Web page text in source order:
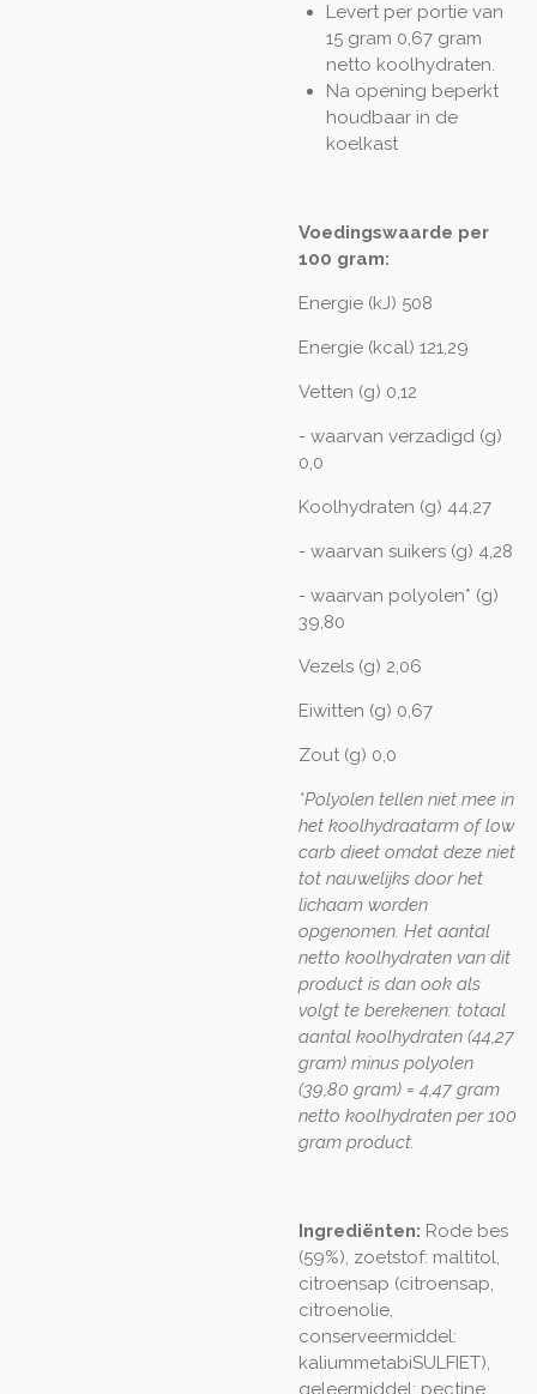
Levert per portie van
15 gram 0,67 gram
netto koolhydraten.
Na opening beperkt
houdbaar in de
koelkast
Voedingswaarde per
100 gram:
Energie (kJ) 508
Energie (kcal) 121,29
Vetten (g) 0,12
- waarvan verzadigd (g)
0,0
Koolhydraten (g) 44,27
- waarvan suikers (g) 4,28
- waarvan polyolen* (g)
39,80
Vezels (g) 2,06
Eiwitten (g) 0,67
Zout (g) 0,0
*Polyolen tellen niet mee in
het koolhydraatarm of low
carb dieet omdat deze niet
tot nauwelijks door het
lichaam worden
opgenomen. Het aantal
netto koolhydraten van dit
product is dan ook als
volgt te berekenen: totaal
aantal koolhydraten (44,27
gram) minus polyolen
(39,80 gram) = 4,47 gram
netto koolhydraten per 100
gram product.
Ingrediënten: Rode bes
(59%), zoetstof: maltitol,
citroensap (citroensap,
citroenolie,
conserveermiddel:
kaliummetabiSULFIET),
geleermiddel: pectine,